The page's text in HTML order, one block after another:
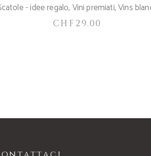
- idee regalo, Vini premiati,Vins
CHF 29.00